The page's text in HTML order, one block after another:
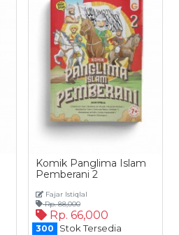
Komik Panglima Islam
Pemberani 2
Fajar Istiqlal
Rp. 88,000
Rp. 66,000
300
Stok Tersedia